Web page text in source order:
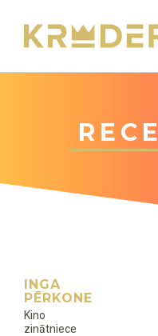
INGA
PĒRKONE
Kino
zinātniece